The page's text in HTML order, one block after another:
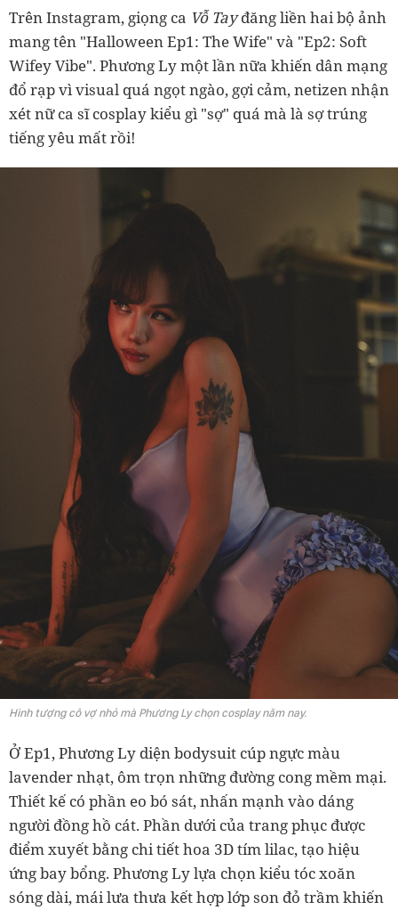
Trên Instagram, giọng ca Vỗ Tayđăng liền hai bộ ảnh
mang tên "Halloween Ep1: The Wife" và "Ep2: Soft
Wifey Vibe". Phương Ly một lần nữa khiến dân mạng
đổ rạp vì visual quá ngọt ngào, gợi cảm, netizen nhận
xét nữ ca sĩ cosplay kiểu gì "sợ" quá mà là sợ trúng
tiếng yêu mất rồi!
Hình tượng cô vợ nhỏ mà Phương Ly chọn cosplay năm nay.
Ở Ep1, Phương Ly diện bodysuit cúp ngực màu
lavender nhạt, ôm trọn những đường cong mềm mại.
Thiết kế có phần eo bó sát, nhấn mạnh vào dáng
người đồng hồ cát. Phần dưới của trang phục được
điểm xuyết bằng chi tiết hoa 3D tím lilac, tạo hiệu
ứng bay bổng. Phương Ly lựa chọn kiểu tóc xoăn
sóng dài, mái lưa thưa kết hợp lớp son đỏ trầm khiến